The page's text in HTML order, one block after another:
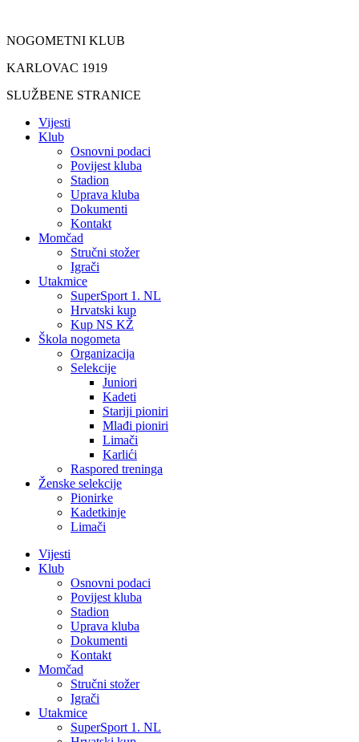
sadržaj
NOGOMETNI KLUB
KARLOVAC 1919
SLUŽBENE STRANICE
Vijesti
Klub
Osnovni podaci
Povijest kluba
Stadion
Uprava kluba
Dokumenti
Kontakt
Momčad
Stručni stožer
Igrači
Utakmice
SuperSport 1. NL
Hrvatski kup
Kup NS KŽ
Škola nogometa
Organizacija
Selekcije
Juniori
Kadeti
Stariji pioniri
Mlađi pioniri
Limači
Karlići
Raspored treninga
Ženske selekcije
Pionirke
Kadetkinje
Limači
Vijesti
Klub
Osnovni podaci
Povijest kluba
Stadion
Uprava kluba
Dokumenti
Kontakt
Momčad
Stručni stožer
Igrači
Utakmice
SuperSport 1. NL